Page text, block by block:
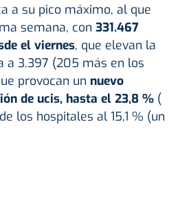
a su pico máximo, al que
semana, con 331.467
el viernes, que elevan la
a 3.397 (205 más en los
provocan un nuevo
de ucis, hasta el 23,8 % (
los hospitales al 15,1 % (un